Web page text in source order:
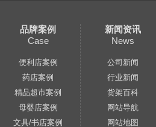
品牌案例
Case
便利店案例
药店案例
精品超市案例
母婴店案例
文具/书店案例
新闻资讯
News
公司新闻
行业新闻
货架百科
网站导航
网站地图